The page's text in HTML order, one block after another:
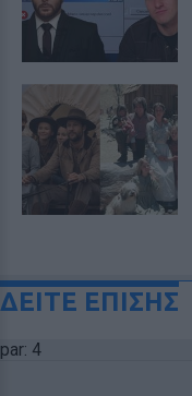
ΔΕΙΤΕ ΕΠΙΣΗΣ
par: 4